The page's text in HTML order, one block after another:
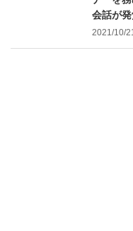
会話が
2021/10/